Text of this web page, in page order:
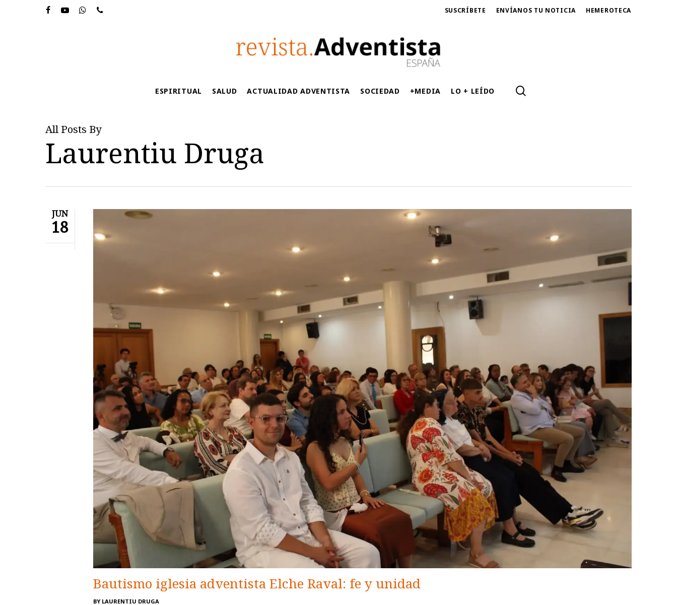
SUSCRÍBETE ENVÍANOS TU NOTICIA HEMEROTECA
Hit enter to search or ESC to close
ESPIRITUAL SALUD ACTUALIDAD ADVENTISTA SOCIEDAD +MEDIA LO + LEÍDO
All Posts By
Laurentiu Druga
JUN
18
Bautismo iglesia adventista Elche Raval: fe y unidad
BY LAURENTIU DRUGA